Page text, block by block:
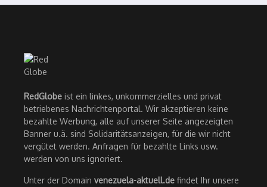
RedGlobe ist ein linkes, unkommerzielles und privat
betriebenes Nachrichtenportal. Wir akzeptieren keine
bezahlte Werbung, alle auf unserer Seite angezeigten
Banner u.ä. sind Solidaritätsanzeigen, für die wir nicht
vergütet werden. Anfragen für bezahlte Links usw.
werden von uns ignoriert.
Unter der Domain venezuela-aktuell.de findet Ihr unsere